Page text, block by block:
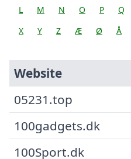
L
M N O P Q
X
Y Z Æ Ø Å
Website
05231.top
100gadgets.dk
100Sport.dk